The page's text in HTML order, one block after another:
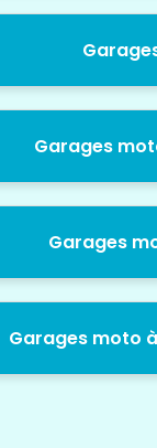
Garages
Garages
Garages moto